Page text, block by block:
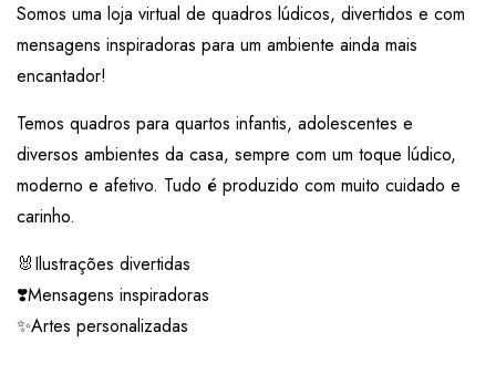
Somos uma loja virtual de quadros lúdicos, divertidos e com
mensagens inspiradoras para um ambiente ainda mais
encantador!
Temos quadros para quartos infantis, adolescentes e
diversos ambientes da casa, sempre com um toque lúdico,
moderno e afetivo. Tudo é produzido com muito cuidado e
carinho.
🐰Ilustrações divertidas
❣️Mensagens inspiradoras
✨Artes personalizadas